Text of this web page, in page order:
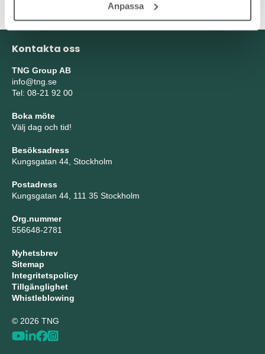
Anpassa
Kontakta oss
TNG Group AB
info@tng.se
Tel: 08-21 92 00
Boka möte
Välj dag och tid!
Besöksadress
Kungsgatan 44, Stockholm
Postadress
Kungsgatan 44, 111 35 Stockholm
Org.nummer
556648-2781
Nyhetsbrev
Sitemap
Integritetspolicy
Tillgänglighet
Whistleblowing
© 2026 TNG